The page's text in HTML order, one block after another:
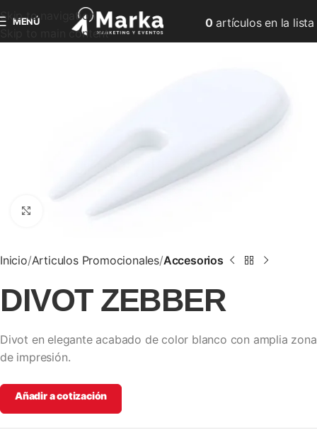
Skip to navigation
Skip to main content
MENÚ 0artículosen la lista
Clic para ampliar
Inicio Articulos Promocionales Accesorios
DIVOT ZEBBER
Divot en elegante acabado de color blanco con amplia zona
de impresión.
Añadir a cotización